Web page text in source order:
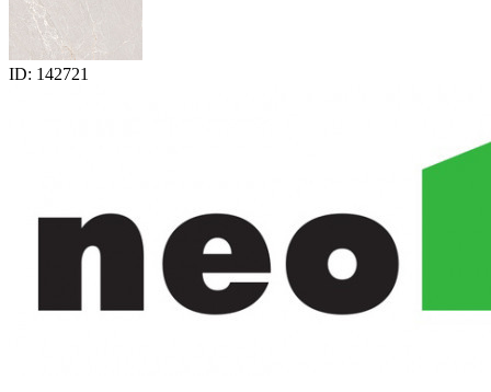
ID: 142721